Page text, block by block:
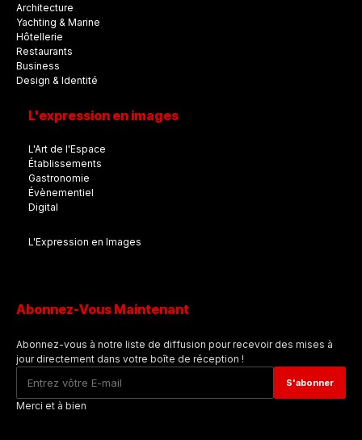
Architecture
Yachting & Marine
Hôtellerie
Restaurants
Business
Design & Identité
L'expression en images
L'Art de l'Espace
Établissements
Gastronomie
Évènementiel
Digital
L'Expression en Images
Abonnez-Vous Maintenant
Abonnez-vous à notre liste de diffusion pour recevoir des mises à
jour directement dans votre boîte de réception !
Merci et à bien